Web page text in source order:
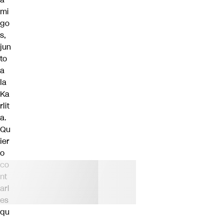
mi
go
s,
jun
to
a
la
Ka
rlit
a.
Qu
ier
o
co
nt
arl
es
qu